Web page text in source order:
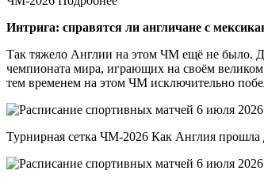
Интрига: справятся ли англичане с
Так тяжело Англии на этом ЧМ ещё не было.
чемпионата мира, играющих на своём
тем временем на этом ЧМ исключительно
Турнирная сетка ЧМ-2026 Как Англия